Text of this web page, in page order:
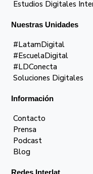
Estudios Digitales
Nuestras Unidades
#LatamDigital
#EscuelaDigital
#LDConecta
Soluciones Digitales
Información
Contacto
Prensa
Podcast
Blog